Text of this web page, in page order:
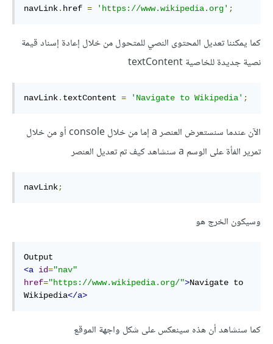
navLink. href = 'https://www.wikipedia.org' ;
كما يمكننا تعديل المحتوى النصي للمتحول من خلال إعادة إسناد قيمة
نصية جديدة للخاصية textContent
navLink. textContent = 'Navigate to Wikipedia' ;
الآن عندما سنستعرض العنصر a إما من خلال console أو من خلال
تمرير الفأة على الوسم a سنشاهد كيف تم تعديل العنصر
navLink;
وسيكون الخرج هو
<a id="nav"
href="https://www.wikipedia.org/">Navigate to
Wikipedia</a>
كما سنشاهد أن هذه سينعكس على شكل واجهة الموقع